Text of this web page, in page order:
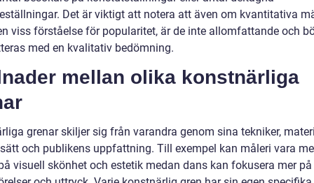
Det är viktigt att notera att även om kvantitativa
viss förståelse för popularitet, är de inte allomfattande och
med en kvalitativ bedömning.
mellan olika konstnärliga
grenar skiljer sig från varandra genom sina tekniker,
och publikens uppfattning. Till exempel kan måleri vara
visuell skönhet och estetik medan dans kan fokusera mer på